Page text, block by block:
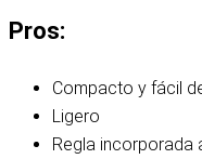
Pros:
Compacto y fácil
Ligero
Regla incorporada